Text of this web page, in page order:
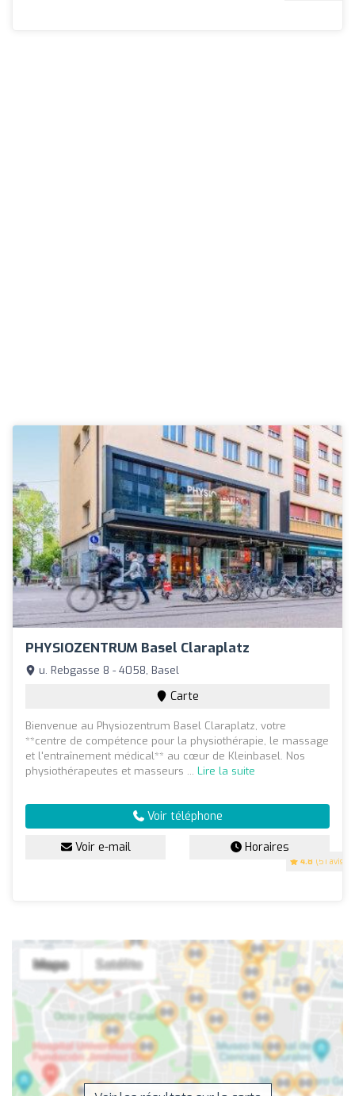
PHYSIOZENTRUM Basel Claraplatz
4.8 (51 avis)
u. Rebgasse 8 - 4058, Basel
Carte
Bienvenue au Physiozentrum Basel Claraplatz, votre
**centre de compétence pour la physiothérapie, le massage
et l'entraînement médical** au cœur de Kleinbasel. Nos
physiothérapeutes et masseurs ... Lire la suite
Voir téléphone
Voir e-mail Horaires